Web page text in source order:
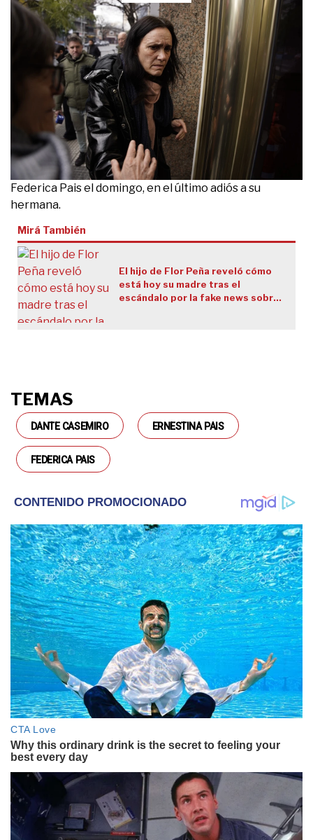
Federica Pais el domingo, en el último adiós a su
hermana.
Mirá También
El hijo de Flor Peña reveló cómo
está hoy su madre tras el
escándalo por la fake news sobre
TEMAS
DANTE CASEMIRO ERNESTINA PAIS
FEDERICA PAIS